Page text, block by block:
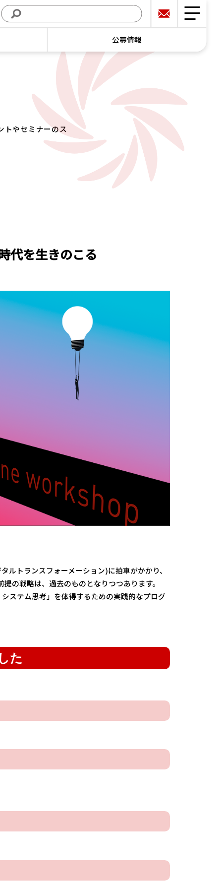
公募情報
トやセミナーのス
代を生きのこる
ルトランスフォーメーション)に拍車がかかり、
の戦略は、過去のものとなりつつあります。
テム思考」を体得するための実践的なプログ
た